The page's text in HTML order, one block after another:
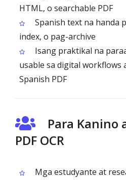
HTML, o searchable PDF
Spanish text na handa
index, o pag-archive
Isang praktikal na
usable sa digital workflows
Spanish PDF
Para Kanino
PDF OCR
Mga estudyante at